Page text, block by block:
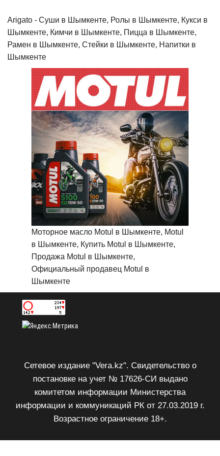
Arigato - Cуши в Шымкенте, Ролы в Шымкенте, Кукси в
Шымкенте, Кимчи в Шымкенте, Пицца в Шымкенте,
Рамен в Шымкенте, Стейки в Шымкенте, Напитки в
Шымкенте
Моторное масло Motul в Шымкенте, Motul
в Шымкенте, Купить Motul в Шымкенте,
Продажа Motul в Шымкенте,
Официальный продавец Motul в
Шымкенте
Сетевое издание "Vera.kz". Свидетельство о
постановке на учет № 17626-СИ выдано
комитетом информации Министерства
информации и коммуникаций РК от 27.03.2019 г.
Возрастное ограничение 18+.